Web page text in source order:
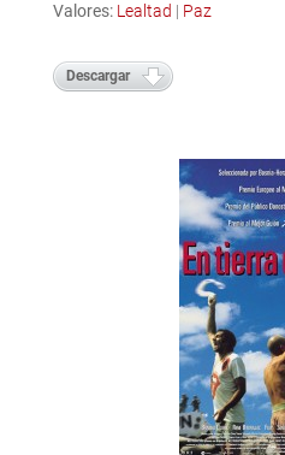
Valores: Lealtad | Paz
Descargar